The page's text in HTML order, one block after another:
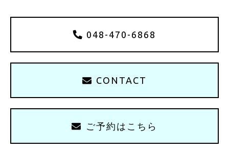
048-470-6868
CONTACT
ご予約はこちら